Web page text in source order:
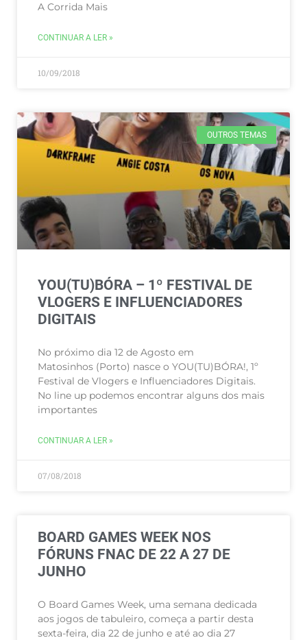
A Corrida Mais
CONTINUAR A LER »
10/09/2018
OUTROS TEMAS
YOU(TU)BÓRA – 1º FESTIVAL DE
VLOGERS E INFLUENCIADORES
DIGITAIS
No próximo dia 12 de Agosto em
Matosinhos (Porto) nasce o YOU(TU)BÓRA!, 1º
Festival de Vlogers e Influenciadores Digitais.
No line up podemos encontrar alguns dos mais
importantes
CONTINUAR A LER »
07/08/2018
BOARD GAMES WEEK NOS
FÓRUNS FNAC DE 22 A 27 DE
JUNHO
O Board Games Week, uma semana dedicada
aos jogos de tabuleiro, começa a partir desta
sexta-feira, dia 22 de junho e até ao dia 27